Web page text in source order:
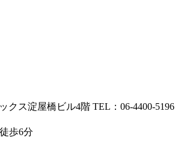
クス淀屋橋ビル4階 TEL：06-4400-5196
歩6分